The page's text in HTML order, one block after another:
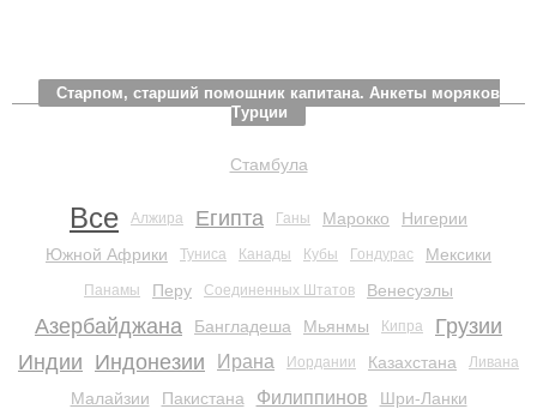
Старпом, старший помощник капитана. Анкеты моряков
Турции
Стамбула
Все Алжира Египта Ганы Марокко
Нигерии
Южной Африки
Туниса Канады Кубы Гондурас Мексики
Панамы Перу Соединенных Штатов Венесуэлы
Азербайджана Бангладеша Мьянмы Кипра
Грузии
Индии Индонезии Ирана Иордании Казахстана Ливана
Малайзии Пакистана Филиппинов Шри-Ланки